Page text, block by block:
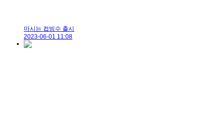
마시는 컵빙수 출시
2023-06-01 11:08